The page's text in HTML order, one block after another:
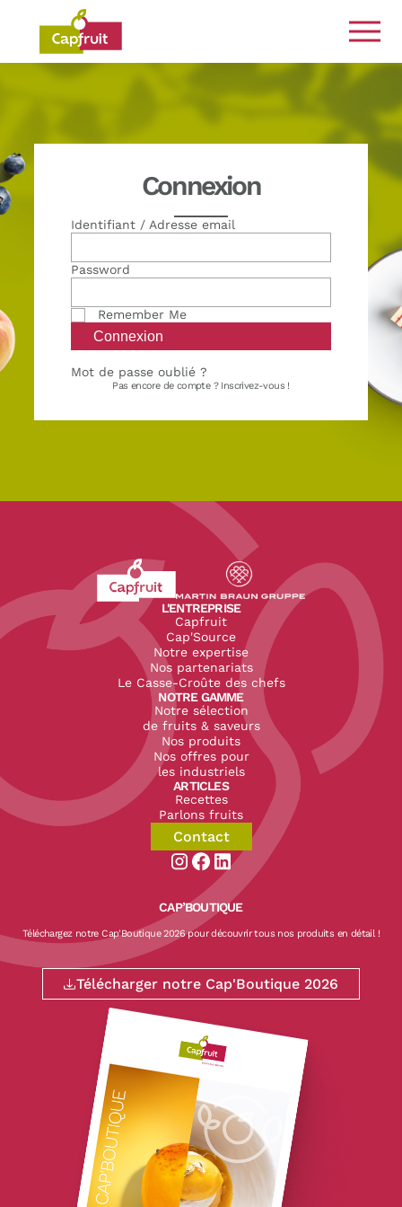
Engagés de la terre à l’assiette
Connexion
Identifiant / Adresse email
Password
Remember Me
Mot de passe oublié ?
Pas encore de compte ? Inscrivez-vous !
Revenir à l'accueil du site CapFruit.com
Voir le site du groupe
L'ENTREPRISE
Capfruit
Cap'Source
Notre expertise
Nos partenariats
Le Casse-Croûte des chefs
NOTRE GAMME
Notre sélection
de fruits & saveurs
Nos produits
Nos offres pour
les industriels
ARTICLES
Recettes
Parlons fruits
Contact
Aller sur la page instagram de
Aller sur la page facebook de
Aller sur la page linkedin de
CAP’BOUTIQUE
Téléchargez notre Cap'Boutique 2026 pour découvrir tous nos produits en détail !
Télécharger notre Cap'Boutique 2026